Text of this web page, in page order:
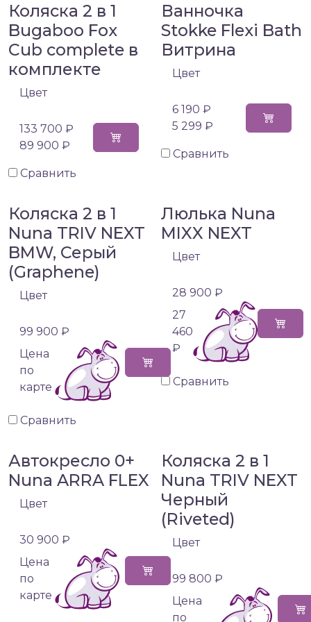
Коляска 2 в 1
Bugaboo Fox
Cub complete в
комплекте
Цвет
133 700 ₽
89 900 ₽
Сравнить
Ванночка
Stokke Flexi Bath
Витрина
Цвет
6 190 ₽
5 299 ₽
Сравнить
Коляска 2 в 1
Nuna TRIV NEXT
BMW, Серый
(Graphene)
Цвет
99 900 ₽
Цена
по
карте
Сравнить
Люлька Nuna
MIXX NEXT
Цвет
28 900 ₽
27
460
₽
Сравнить
Автокресло 0+
Nuna ARRA FLEX
Цвет
30 900 ₽
Цена
по
карте
Коляска 2 в 1
Nuna TRIV NEXT
Черный
(Riveted)
Цвет
99 800 ₽
Цена
по